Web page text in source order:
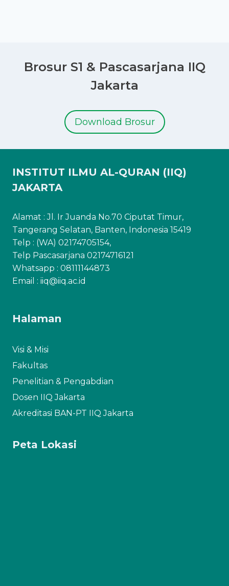
Brosur S1 & Pascasarjana IIQ
Jakarta
Download Brosur
INSTITUT ILMU AL-QURAN (IIQ)
JAKARTA
Alamat : Jl. Ir Juanda No.70 Ciputat Timur,
Tangerang Selatan, Banten, Indonesia 15419
Telp : (WA) 02174705154,
Telp Pascasarjana 02174716121
Whatsapp : 08111144873
Email : iiq@iiq.ac.id
Halaman
Visi & Misi
Fakultas
Penelitian & Pengabdian
Dosen IIQ Jakarta
Akreditasi BAN-PT IIQ Jakarta
Peta Lokasi